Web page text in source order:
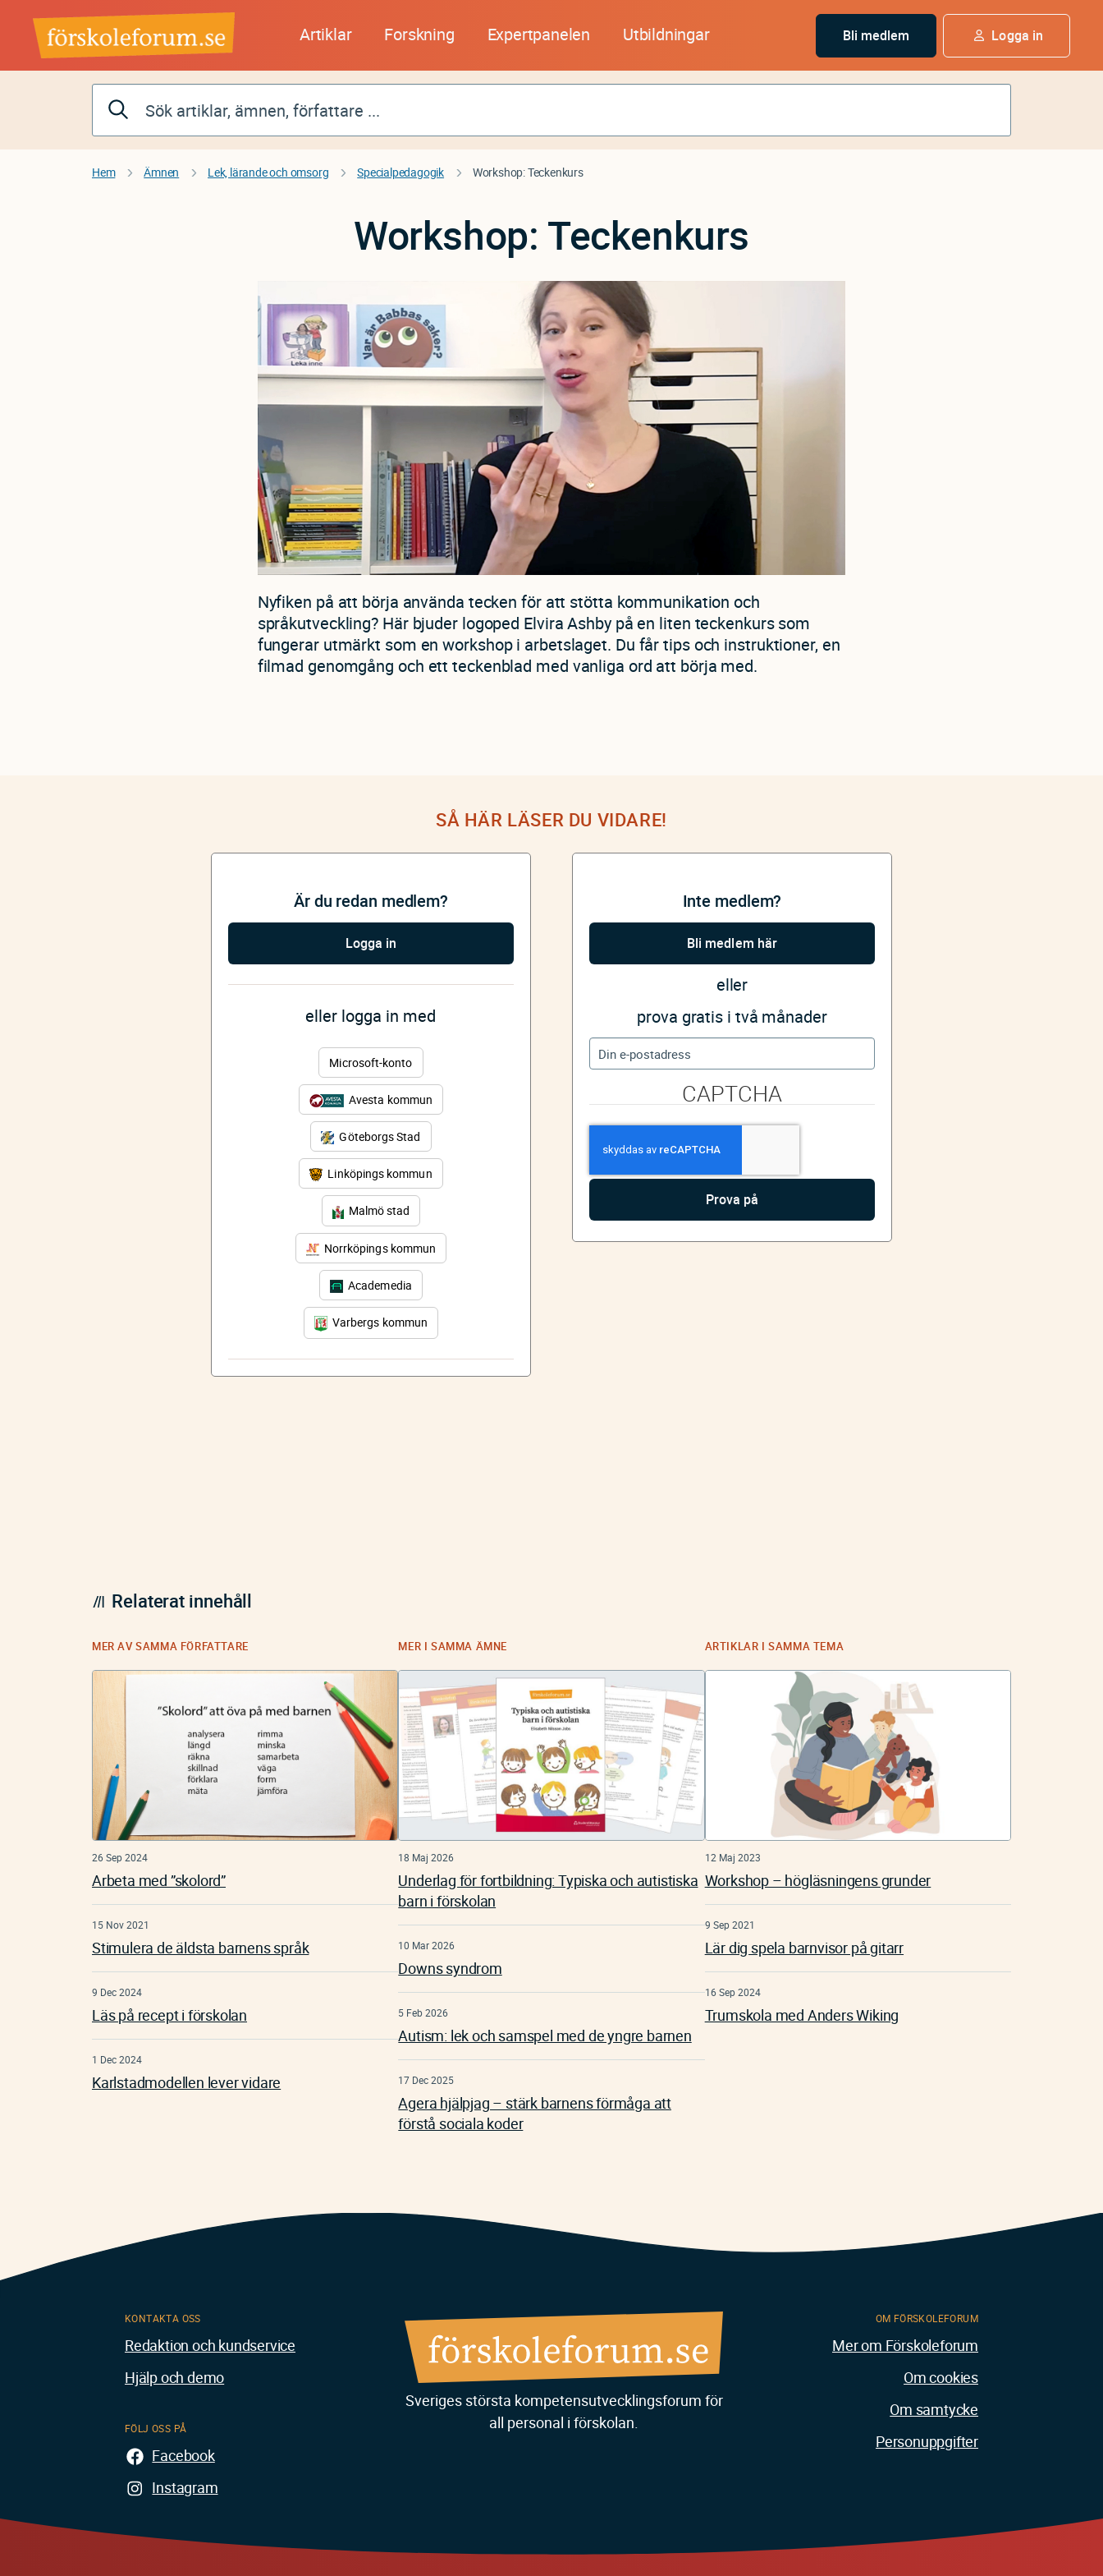
huvudinnehåll
Artiklar Forskning Expertpanelen Utbildningar Bli medlem Logga in
Hem Ämnen Lek, lärande och omsorg Specialpedagogik Workshop: Teckenkurs
Workshop: Teckenkurs
Nyfiken på att börja använda tecken för att stötta kommunikation och
språkutveckling? Här bjuder logoped Elvira Ashby på en liten teckenkurs som
fungerar utmärkt som en workshop i arbetslaget. Du får tips och instruktioner, en
filmad genomgång och ett teckenblad med vanliga ord att börja med.
SÅ HÄR LÄSER DU VIDARE!
Är du redan medlem?
Logga in
eller logga in med
Microsoft-konto
Avesta kommun
Göteborgs Stad
Linköpings kommun
Malmö stad
Norrköpings kommun
Academedia
Varbergs kommun
Inte medlem?
Bli medlem här
eller
prova gratis i två månader
CAPTCHA
Relaterat innehåll
MER AV SAMMA FÖRFATTARE
26 Sep 2024
Arbeta med ”skolord”
15 Nov 2021
Stimulera de äldsta barnens språk
9 Dec 2024
Läs på recept i förskolan
1 Dec 2024
Karlstadmodellen lever vidare
MER I SAMMA ÄMNE
18 Maj 2026
Underlag för fortbildning: Typiska och autistiska
barn i förskolan
10 Mar 2026
Downs syndrom
5 Feb 2026
Autism: lek och samspel med de yngre barnen
17 Dec 2025
Agera hjälpjag – stärk barnens förmåga att
förstå sociala koder
ARTIKLAR I SAMMA TEMA
12 Maj 2023
Workshop – högläsningens grunder
9 Sep 2021
Lär dig spela barnvisor på gitarr
16 Sep 2024
Trumskola med Anders Wiking
Sveriges största kompetensutvecklingsforum för
all personal i förskolan.
KONTAKTA OSS
Redaktion och kundservice
Hjälp och demo
FÖLJ OSS PÅ
Facebook
Instagram
OM FÖRSKOLEFORUM
Mer om Förskoleforum
Om cookies
Om samtycke
Personuppgifter